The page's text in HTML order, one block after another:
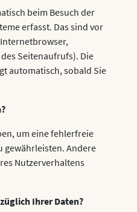
beim Besuch der
erfasst. Das sind vor
Seitenaufrufs). Die
automatisch, sobald Sie
um eine fehlerfreie
gewährleisten. Andere
Nutzerverhaltens
Ihrer Daten?